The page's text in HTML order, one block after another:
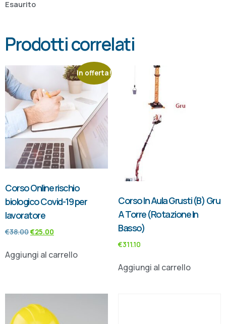
Esaurito
Prodotti correlati
In offerta!
Corso Online rischio
biologico Covid-19 per
lavoratore
€38.00€25.00
Aggiungi al carrello
Corso In Aula Grusti (B) Gru
A Torre (Rotazione In
Basso)
€311.10
Aggiungi al carrello